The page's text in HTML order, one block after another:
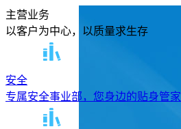
主营业务
以客户为中心，以质量求生存
安全
专属安全事业部，您身边的贴身管家